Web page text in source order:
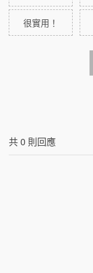
很實用！
共0 則回應